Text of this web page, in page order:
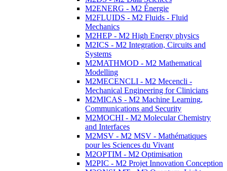
M2ENERG - M2 Énergie
M2FLUIDS - M2 Fluids - Fluid
Mechanics
M2HEP - M2 High Energy physics
M2ICS - M2 Integration, Circuits and
Systems
M2MATHMOD - M2 Mathematical
Modelling
M2MECENCLI - M2 Mecencli -
Mechanical Engineering for Clinicians
M2MICAS - M2 Machine Learning,
Communications and Security
M2MOCHI - M2 Molecular Chemistry
and Interfaces
M2MSV - M2 MSV - Mathématiques
pour les Sciences du Vivant
M2OPTIM - M2 Optimisation
M2PIC - M2 Projet Innovation Conception